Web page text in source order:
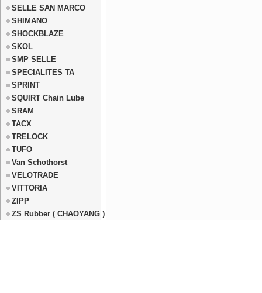
SELLE SAN MARCO
SHIMANO
SHOCKBLAZE
SKOL
SMP SELLE
SPECIALITES TA
SPRINT
SQUIRT Chain Lube
SRAM
TACX
TRELOCK
TUFO
Van Schothorst
VELOTRADE
VITTORIA
ZIPP
ZS Rubber ( CHAOYANG )